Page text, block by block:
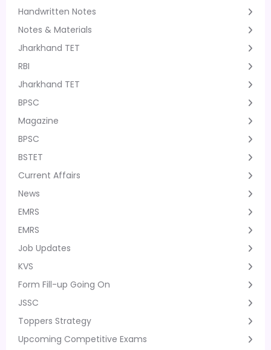
Handwritten Notes
Notes & Materials
Jharkhand TET
RBI
Jharkhand TET
BPSC
Magazine
BPSC
BSTET
Current Affairs
News
EMRS
EMRS
Job Updates
KVS
Form Fill-up Going On
JSSC
Toppers Strategy
Upcoming Competitive Exams